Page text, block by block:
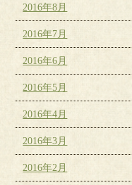
2016年8月
2016年7月
2016年6月
2016年5月
2016年4月
2016年3月
2016年2月